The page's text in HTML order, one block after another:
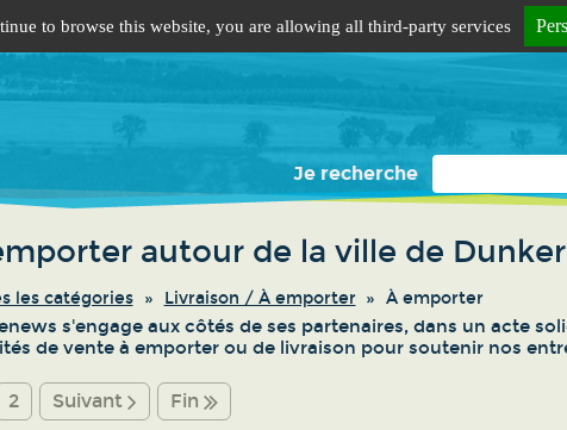
Je recherche
autour de la ville de
les catégories Livraison / À emporter À emporter
s'engage aux côtés de ses partenaires, dans un acte
de vente à emporter ou de livraison pour soutenir nos
2 Suivant Fin
to browse this website, you are allowing all third-party services